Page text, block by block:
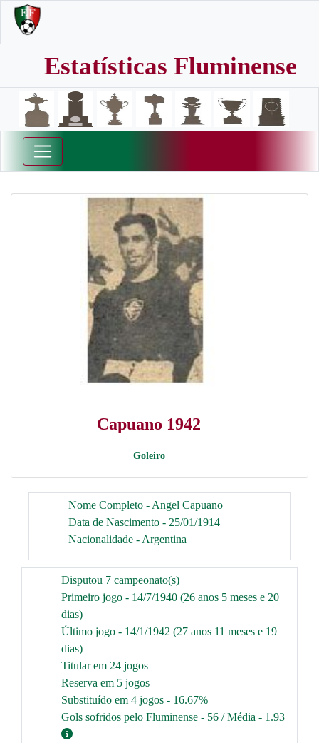
Estatísticas Fluminense
Capuano 1942
Goleiro
Nome Completo - Angel Capuano
Data de Nascimento - 25/01/1914
Nacionalidade - Argentina
Disputou 7 campeonato(s)
Primeiro jogo - 14/7/1940 (26 anos 5 meses e 20
dias)
Último jogo - 14/1/1942 (27 anos 11 meses e 19
dias)
Titular em 24 jogos
Reserva em 5 jogos
Substituído em 4 jogos - 16.67%
Gols sofridos pelo Fluminense - 56 / Média - 1.93